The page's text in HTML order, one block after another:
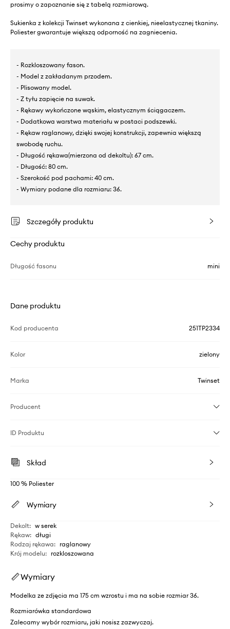
prosimy o zapoznanie się z tabelą rozmiarową.
Sukienka z kolekcji Twinset wykonana z cienkiej, nieelastycznej tkaniny.
Poliester gwarantuje większą odporność na zagniecenia.
- Rozkloszowany fason.
- Model z zakładanym przodem.
- Plisowany model.
- Z tyłu zapięcie na suwak.
- Rękawy wykończone wąskim, elastycznym ściągaczem.
- Dodatkowa warstwa materiału w postaci podszewki.
- Rękaw raglanowy, dzięki swojej konstrukcji, zapewnia większą
swobodę ruchu.
- Długość rękawa(mierzona od dekoltu): 67 cm.
- Długość: 80 cm.
- Szerokość pod pachami: 40 cm.
- Wymiary podane dla rozmiaru: 36.
Szczegóły produktu
Cechy produktu
Długość fasonu mini
Dane produktu
Kod producenta 251TP2334
Kolor zielony
Marka Twinset
Producent
ID Produktu
Skład
100 % Poliester
Wymiary
Dekolt: w serek
Rękaw: długi
Rodzaj rękawa: raglanowy
Krój modelu: rozkloszowana
Wymiary
Modelka ze zdjęcia ma 175 cm wzrostu i ma na sobie rozmiar 36.
Rozmiarówka standardowa
Zalecamy wybór rozmiaru, jaki nosisz zazwyczaj.